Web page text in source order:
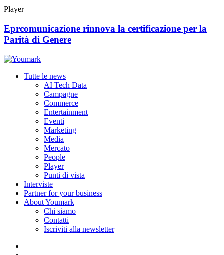
Player
Eprcomunicazione rinnova la certificazione per la
Parità di Genere
Tutte le news
AI Tech Data
Campagne
Commerce
Entertainment
Eventi
Marketing
Media
Mercato
People
Player
Punti di vista
Interviste
Partner for your business
About Youmark
Chi siamo
Contatti
Iscriviti alla newsletter